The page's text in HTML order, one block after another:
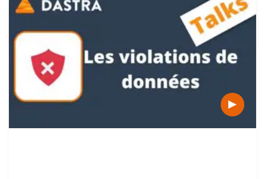
Dastra et le cabinet d'avocat MGG Voltaire nous
éclairent sur les obligations du RGPD et les interactions
avec la sphère...
Jérôme de Mercey
2 juin 2022